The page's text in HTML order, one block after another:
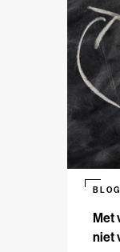
Met
niet